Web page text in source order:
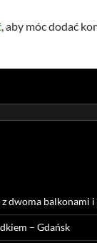
, aby móc dodać
dwoma balkonami
– Gdańsk